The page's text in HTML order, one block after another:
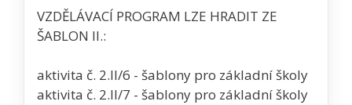
VZDĚLÁVACÍ PROGRAM LZE HRADIT ZE
ŠABLON II.:
aktivita č. 2.II/6 - šablony pro základní školy
aktivita č. 2.II/7 - šablony pro základní školy